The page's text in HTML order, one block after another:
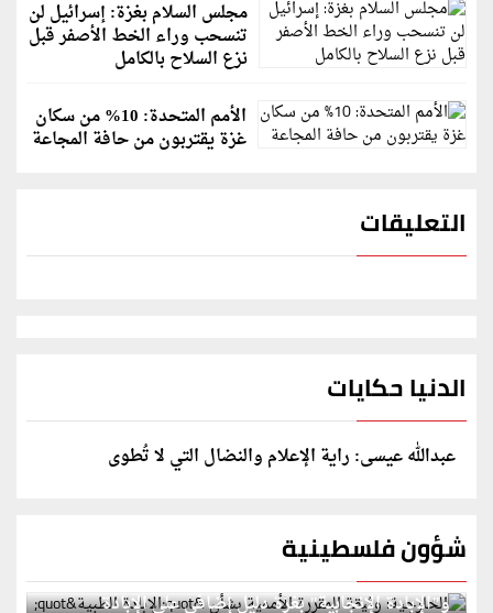
مجلس السلام بغزة: إسرائيل لن
تنسحب وراء الخط الأصفر قبل
نزع السلاح بالكامل
الأمم المتحدة: 10% من سكان
غزة يقتربون من حافة المجاعة
التعليقات
الدنيا حكايات
عبدالله عيسى: راية الإعلام والنضال التي لا تُطوى
شؤون فلسطينية
الخارجية: وثيقة المقررة الأممية بشأن "الإبادة الطبية"
و"الإبادة الإنجابية" بغزة دليل إضافي على الإبادة